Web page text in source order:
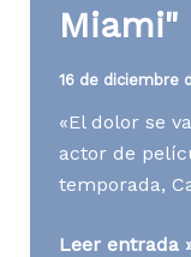
Miami"
16 de diciembre
«El dolor se
actor de
temporada,
[TV]
Leer entrada